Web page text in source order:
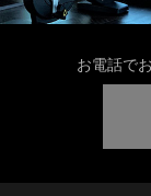
お電話で